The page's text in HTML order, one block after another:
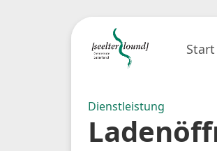
Start
Dienstleistung